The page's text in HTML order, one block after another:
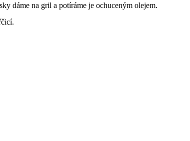
dáme na gril a potíráme je ochuceným olejem.